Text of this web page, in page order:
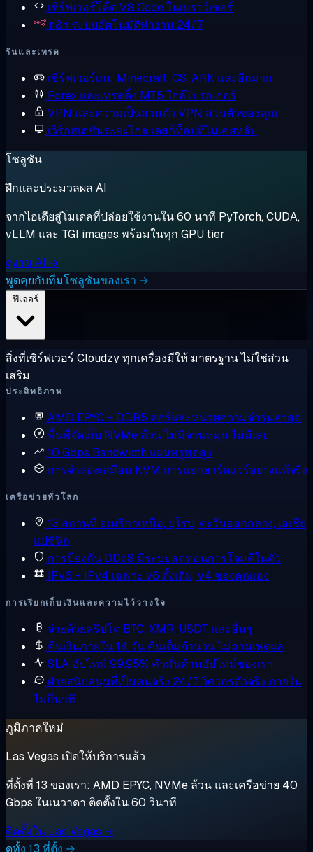
เซิร์ฟเวอร์โค้ดVS Code ในเบราว์เซอร์
n8n ระบบอัตโนมัติทำงาน 24/7
รันและเทรด
เซิร์ฟเวอร์เกม Minecraft, CS, ARK และอีกมาก
Forex และเทรดดิ้ง MT5 ใกล้โบรกเกอร์
VPN และความเป็นส่วนตัว VPN ส่วนตัวของคุณ
เวิร์กสเตชันระยะไกล เดสก์ท็อปที่ไม่เคยหลับ
โซลูชัน
ฝึกและประมวลผล AI
จากไอเดียสู่โมเดลที่ปล่อยใช้งานใน 60 นาที PyTorch, CUDA,
vLLM และ TGI images พร้อมในทุก GPU tier
ดูงาน AI →
พูดคุยกับทีมโซลูชันของเรา →
สิ่งที่เซิร์ฟเวอร์ Cloudzy ทุกเครื่องมีให้ มาตรฐาน ไม่ใช่ส่วน
เสริม
ประสิทธิภาพ
AMD EPYC + DDR5 คอร์และหน่วยความจำรุ่นล่าสุด
พื้นที่จัดเก็บ NVMe ล้วนไม่มีจานหมุน ไม่มีเลย
10 Gbps Bandwidth แผนทรูพุตสูง
การจำลองเสมือน KVM การแยกฮาร์ดแวร์อย่างแท้จริง
เครือข่ายทั่วโลก
13 สถานที่ อเมริกาเหนือ, ยุโรป, ตะวันออกกลาง, เอเชีย
แปซิฟิก
การป้องกัน DDoS มีระบบลดทอนการโจมตีในตัว
IPv6 + IPv4 เฉพาะ v6 ดั้งเดิม, v4 ของคุณเอง
การเรียกเก็บเงินและความไว้วางใจ
จ่ายด้วยคริปโต BTC, XMR, USDT และอื่นๆ
คืนเงินภายใน 14 วัน คืนเต็มจำนวน ไม่ถามเหตุผล
SLA อัปไทม์ 99.95% คำมั่นด้านอัปไทม์ของเรา
ฝ่ายสนับสนุนที่เป็นคนจริง 24/7วิศวกรตัวจริง ภายใน
ไม่กี่นาที
ภูมิภาคใหม่
Las Vegas เปิดให้บริการแล้ว
ที่ตั้งที่ 13 ของเรา: AMD EPYC, NVMe ล้วน และเครือข่าย 40
Gbps ในเนวาดา ติดตั้งใน 60 วินาที
ติดตั้งใน Las Vegas →
ดูทั้ง 13 ที่ตั้ง →